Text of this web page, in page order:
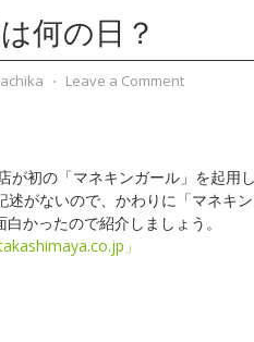
何の日？
⋅ Leave a Comment
が初の「マネキンガール」を起用
述がないので、かわりに「マネキ
かったので紹介しましょう。
」